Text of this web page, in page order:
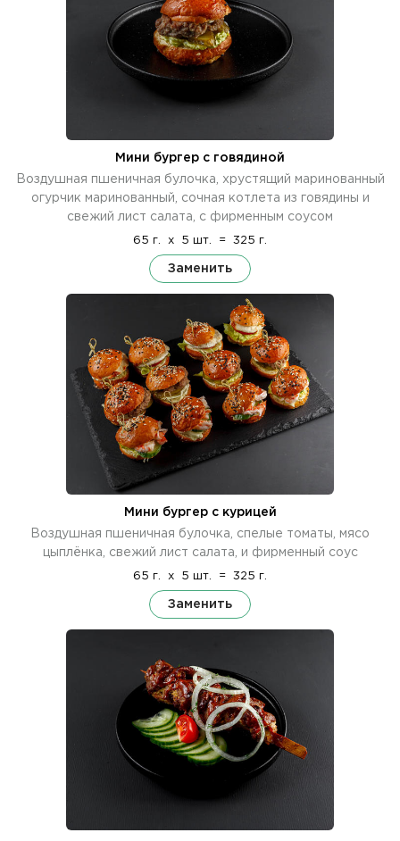
Мини бургер с говядиной
Воздушная пшеничная булочка, хрустящий маринованный
огурчик маринованный, сочная котлета из говядины и
свежий лист салата, с фирменным соусом
65 г. x 5 шт. = 325 г.
Заменить
Мини бургер с курицей
Воздушная пшеничная булочка, спелые томаты, мясо
цыплёнка, свежий лист салата, и фирменный соус
65 г. x 5 шт. = 325 г.
Заменить